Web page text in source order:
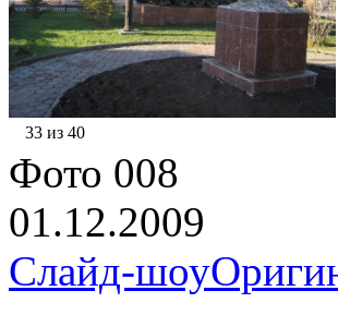
33 из 40
Фото 008
01.12.2009
Слайд-шоу